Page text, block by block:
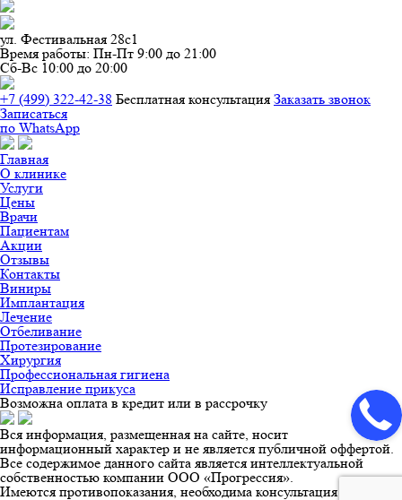
ул. Фестивальная 28с1
Время работы: Пн-Пт 9:00 до 21:00
Сб-Вс 10:00 до 20:00
+7 (499) 322-42-38 Бесплатная конcультация Заказать звонок
Записаться
по WhatsApp
Главная
О клинике
Услуги
Цены
Врачи
Пациентам
Акции
Отзывы
Контакты
Виниры
Имплантация
Лечение
Отбеливание
Протезирование
Хирургия
Профессиональная гигиена
Исправление прикуса
Возможна оплата в кредит или в рассрочку
Вся информация, размещенная на сайте, носит
информационный характер и не является публичной оффертой.
Все содержимое данного сайта является интеллектуальной
собственностью компании ООО «Прогрессия».
Имеются противопоказания, необходима консультация